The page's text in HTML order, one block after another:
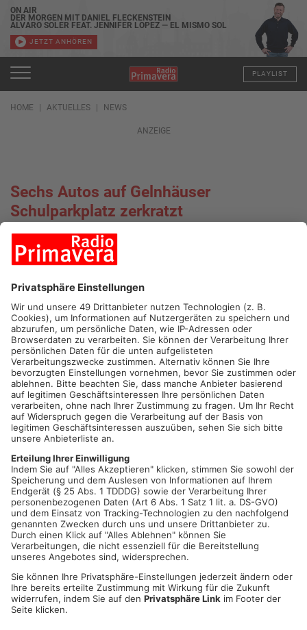
ON AIR
DER MORGEN MIT DANIEL FLECKENSTEIN
ÁLVARO SOLER FEAT. JENNIFER LOPEZ — EL MISMO SOL
JETZT ANHÖREN
PLAYLIST
HOME AKTUELLES NEWS
ANZEIGE
Sechs Autos auf Gelnhäuser
Schulparkplatz zerkratzt
30.03.2022, 15:17 UHR
GELNHAUSEN.Auf rund 6.000 Euro beläuft sich der Schaden,
den Unbekannte an sechs in der Straße "In der Aue" geparkten
Autos am vergangenen Freitagvormittag verursachten.
Zwischen 9.20 und 13 Uhr wurden die sechs Fahrzeuge, die vor
dem Gymnasium auf dem dortigen Parkplatz parkten, zerkratzt.
Die Ermittlungsgruppe der Polizeistation in Gelnhausen bittet
nun Zeugen, sich unter der Rufnummer 06051 827-0 zu melden.
Quelle: Polizei
Artikel teilen